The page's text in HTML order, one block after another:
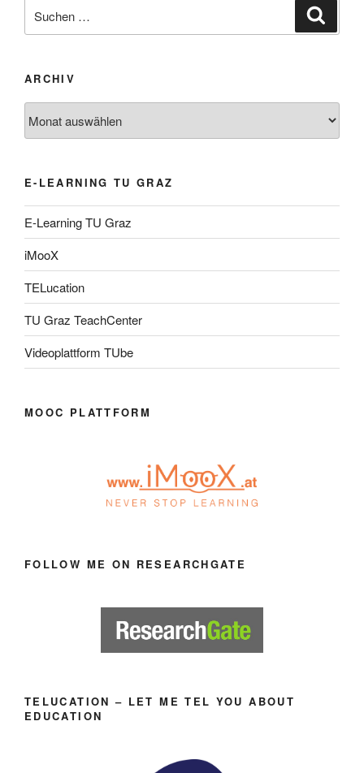
nach:
ARCHIV
E-LEARNING TU GRAZ
E-Learning TU Graz
iMooX
TELucation
TU Graz TeachCenter
Videoplattform TUbe
MOOC PLATTFORM
FOLLOW ME ON RESEARCHGATE
TELUCATION – LET ME TEL YOU ABOUT
EDUCATION